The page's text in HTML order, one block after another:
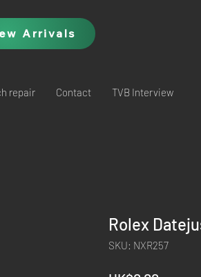
Arrivals
repair Contact TVB Interview
Rolex
SKU: NXR257